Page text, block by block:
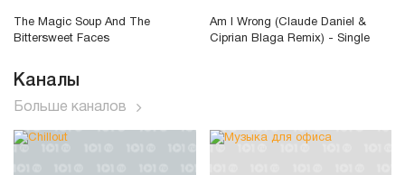
The Magic Soup And The
Bittersweet Faces
Am I Wrong (Claude Daniel &
Ciprian Blaga Remix) - Single
Каналы
Больше каналов